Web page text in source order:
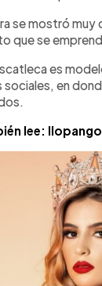
se mostró muy
que se
es
sociales, en
lee: